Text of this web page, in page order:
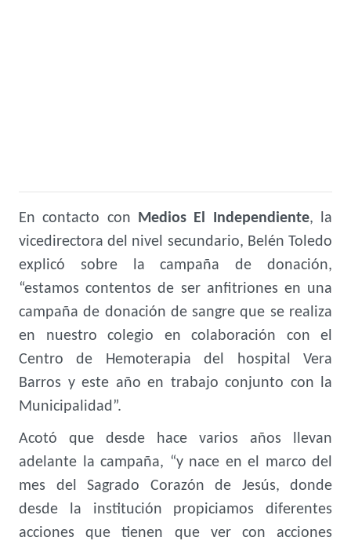
En contacto con Medios El Independiente, la
vicedirectora del nivel secundario, Belén Toledo
explicó sobre la campaña de donación,
“estamos contentos de ser anfitriones en una
campaña de donación de sangre que se realiza
en nuestro colegio en colaboración con el
Centro de Hemoterapia del hospital Vera
Barros y este año en trabajo conjunto con la
Municipalidad”.
Acotó que desde hace varios años llevan
adelante la campaña, “y nace en el marco del
mes del Sagrado Corazón de Jesús, donde
desde la institución propiciamos diferentes
acciones que tienen que ver con acciones